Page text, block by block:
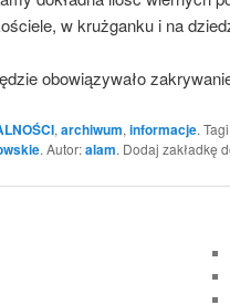
w krużganku i na
obowiązywało
, archiwum, informacje.
. Autor:alam. Dodaj zakładkę